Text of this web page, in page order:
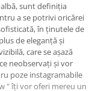
sunt definiția
a se potrivi oricărei
în ținutele de
de eleganță și
care se așază
neobservați și vor
poze instagramabile
" îți vor oferi mereu un